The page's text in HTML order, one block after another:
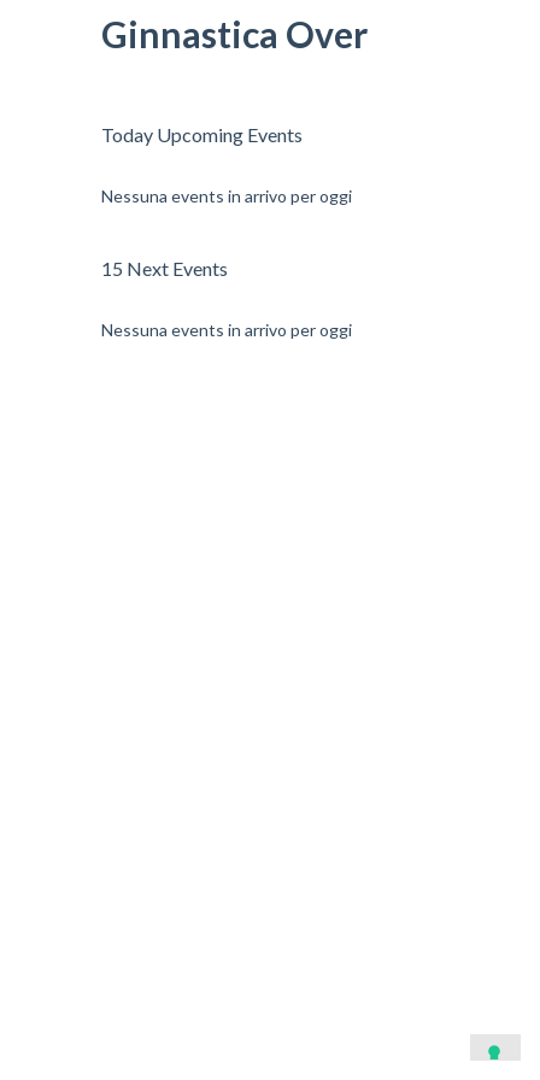
Ginnastica Over
Today Upcoming Events
Nessuna events in arrivo per oggi
15 Next Events
Nessuna events in arrivo per oggi